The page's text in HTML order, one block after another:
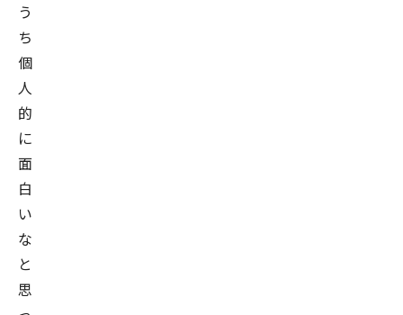
う
ち
個
人
的
に
面
白
い
な
と
思